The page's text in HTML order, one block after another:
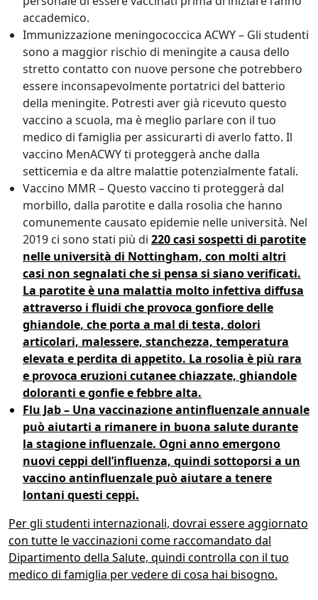
accademico.
Immunizzazione meningococcica ACWY – Gli studenti
sono a maggior rischio di meningite a causa dello
stretto contatto con nuove persone che potrebbero
essere inconsapevolmente portatrici del batterio
della meningite. Potresti aver già ricevuto questo
vaccino a scuola, ma è meglio parlare con il tuo
medico di famiglia per assicurarti di averlo fatto. Il
vaccino MenACWY ti proteggerà anche dalla
setticemia e da altre malattie potenzialmente fatali.
Vaccino MMR – Questo vaccino ti proteggerà dal
morbillo, dalla parotite e dalla rosolia che hanno
comunemente causato epidemie nelle università. Nel
2019 ci sono stati più di 220 casi sospetti di parotite
nelle università di Nottingham, con molti altri
casi non segnalati che si pensa si siano verificati.
La parotite è una malattia molto infettiva diffusa
attraverso i fluidi che provoca gonfiore delle
ghiandole, che porta a mal di testa, dolori
articolari, malessere, stanchezza, temperatura
elevata e perdita di appetito. La rosolia è più rara
e provoca eruzioni cutanee chiazzate, ghiandole
doloranti e gonfie e febbre alta.
Flu Jab – Una vaccinazione antinfluenzale annuale
può aiutarti a rimanere in buona salute durante
la stagione influenzale. Ogni anno emergono
nuovi ceppi dell’influenza, quindi sottoporsi a un
vaccino antinfluenzale può aiutare a tenere
lontani questi ceppi.
Per gli studenti internazionali, dovrai essere aggiornato
con tutte le vaccinazioni come raccomandato dal
Dipartimento della Salute, quindi controlla con il tuo
medico di famiglia per vedere di cosa hai bisogno.